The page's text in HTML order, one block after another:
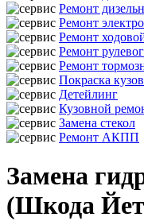
Ремонт
Ремонт
Ремонт
Ремонт
Ремонт
Покраска
Детейлинг
Кузовной
Замена стекол
Ремонт АКПП
Замена
(Шкода